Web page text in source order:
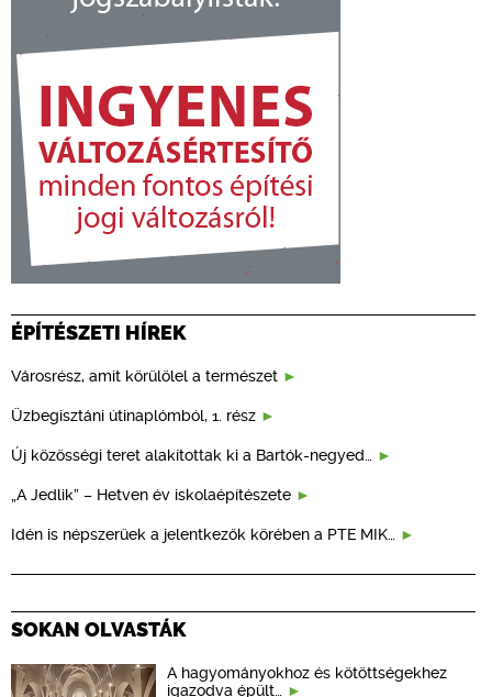
ÉPÍTÉSZETI HÍREK
Városrész, amit körülölel a természet
Üzbegisztáni útinaplómból, 1. rész
Új közösségi teret alakítottak ki a Bartók-negyed…
„A Jedlik” – Hetven év iskolaépítészete
Idén is népszerűek a jelentkezők körében a PTE MIK…
SOKAN OLVASTÁK
A hagyományokhoz és kötöttségekhez
igazodva épült…